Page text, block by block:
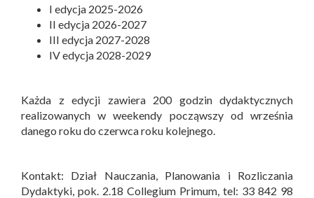
I edycja 2025-2026
II edycja 2026-2027
III edycja 2027-2028
IV edycja 2028-2029
Każda z edycji zawiera 200 godzin dydaktycznych
realizowanych w weekendy począwszy od września
danego roku do czerwca roku kolejnego.
Kontakt: Dział Nauczania, Planowania i Rozliczania
Dydaktyki, pok. 2.18 Collegium Primum, tel: 33 842 98